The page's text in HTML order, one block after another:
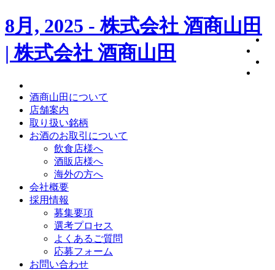
8月, 2025 - 株式会社 酒商山田
| 株式会社 酒商山田
酒商山田について
店舗案内
取り扱い銘柄
お酒のお取引について
飲食店様へ
酒販店様へ
海外の方へ
会社概要
採用情報
募集要項
選考プロセス
よくあるご質問
応募フォーム
お問い合わせ